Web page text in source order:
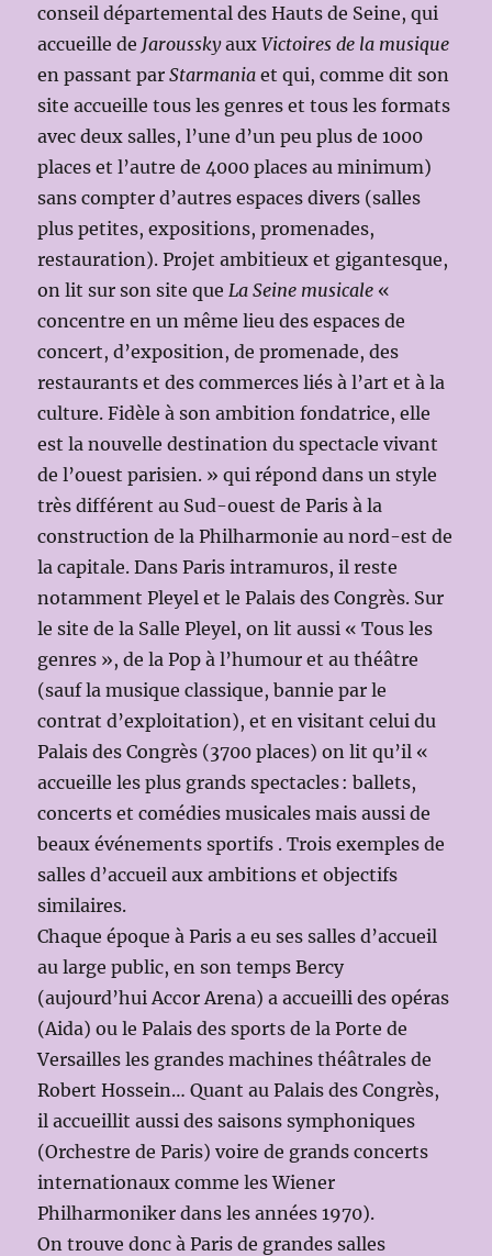
conseil départemental des Hauts de Seine, qui
accueille de JarousskyauxVictoires de la musique
en passant parStarmania et qui, comme dit son
site accueille tous les genres et tous les formats
avec deux salles, l’une d’un peu plus de 1000
places et l’autre de 4000 places au minimum)
sans compter d’autres espaces divers (salles
plus petites, expositions, promenades,
restauration). Projet ambitieux et gigantesque,
on lit sur son site que La Seine musicale «
concentre en un même lieu des espaces de
concert, d’exposition, de promenade, des
restaurants et des commerces liés à l’art et à la
culture. Fidèle à son ambition fondatrice, elle
est la nouvelle destination du spectacle vivant
de l’ouest parisien. » qui répond dans un style
très différent au Sud-ouest de Paris à la
construction de la Philharmonie au nord-est de
la capitale. Dans Paris intramuros, il reste
notamment Pleyel et le Palais des Congrès. Sur
le site de la Salle Pleyel, on lit aussi « Tous les
genres », de la Pop à l’humour et au théâtre
(sauf la musique classique, bannie par le
contrat d’exploitation), et en visitant celui du
Palais des Congrès (3700 places) on lit qu’il «
accueille les plus grands spectacles : ballets,
concerts et comédies musicales mais aussi de
beaux événements sportifs . Trois exemples de
salles d’accueil aux ambitions et objectifs
similaires.
Chaque époque à Paris a eu ses salles d’accueil
au large public, en son temps Bercy
(aujourd’hui Accor Arena) a accueilli des opéras
(Aida) ou le Palais des sports de la Porte de
Versailles les grandes machines théâtrales de
Robert Hossein… Quant au Palais des Congrès,
il accueillit aussi des saisons symphoniques
(Orchestre de Paris) voire de grands concerts
internationaux comme les Wiener
Philharmoniker dans les années 1970).
On trouve donc à Paris de grandes salles